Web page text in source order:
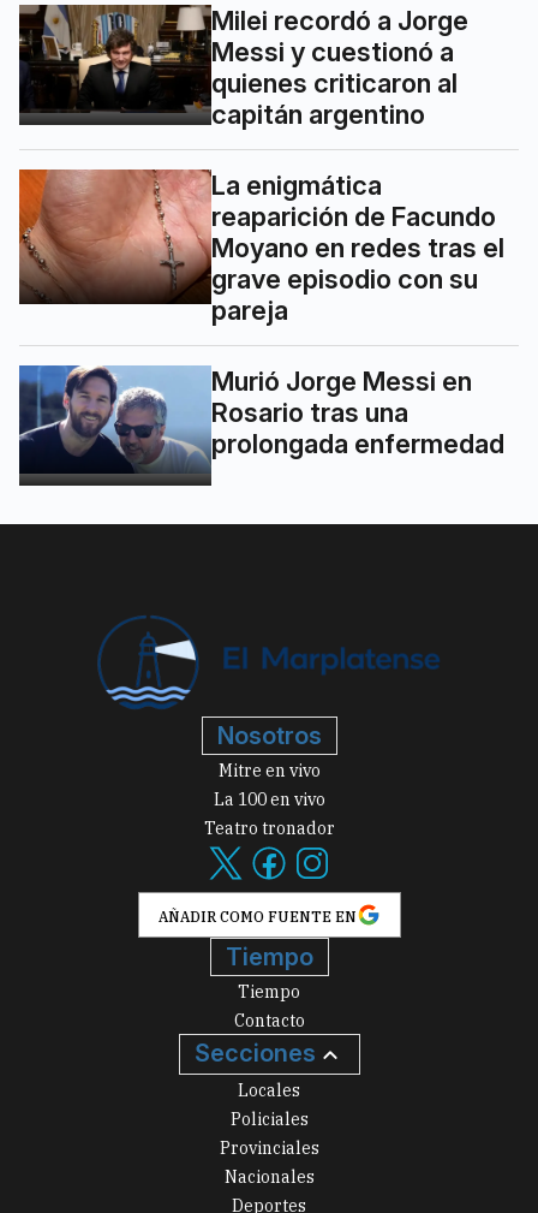
Milei recordó a Jorge
Messi y cuestionó a
quienes criticaron al
capitán argentino
La enigmática
reaparición de Facundo
Moyano en redes tras el
grave episodio con su
pareja
Murió Jorge Messi en
Rosario tras una
prolongada enfermedad
Nosotros
Mitre en vivo
La 100 en vivo
Teatro tronador
AÑADIR COMO FUENTE EN
Tiempo
Tiempo
Contacto
Secciones
Locales
Policiales
Provinciales
Nacionales
Deportes